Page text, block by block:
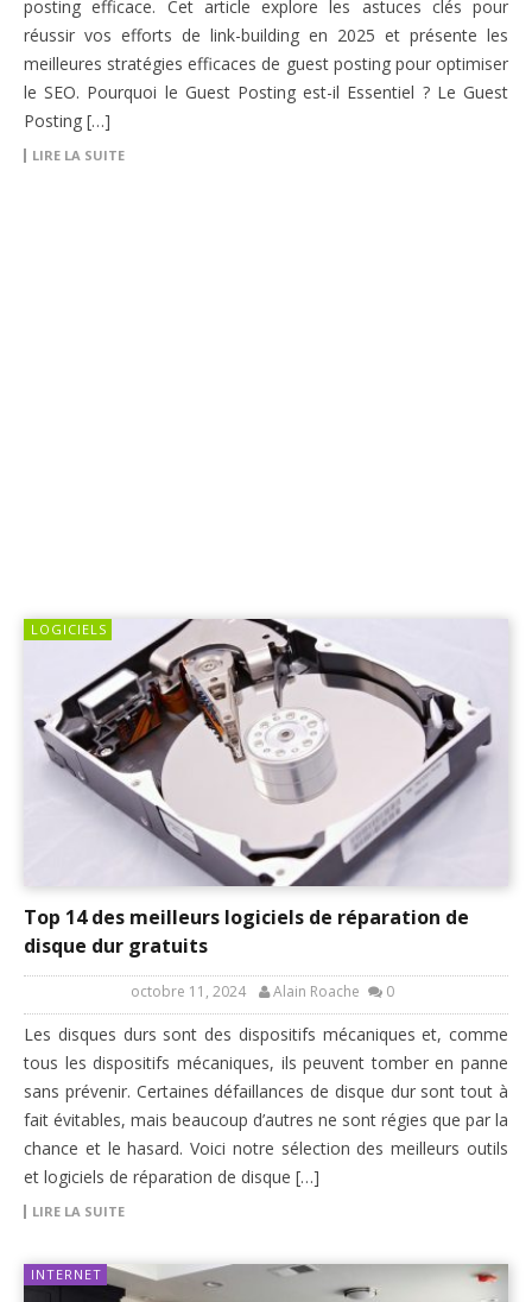
posting efficace. Cet article explore les astuces clés pour
réussir vos efforts de link-building en 2025 et présente les
meilleures stratégies efficaces de guest posting pour optimiser
le SEO. Pourquoi le Guest Posting est-il Essentiel ? Le Guest
Posting […]
LIRE LA SUITE
LOGICIELS
Top 14 des meilleurs logiciels de réparation de
disque dur gratuits
octobre 11, 2024 Alain Roache 0
Les disques durs sont des dispositifs mécaniques et, comme
tous les dispositifs mécaniques, ils peuvent tomber en panne
sans prévenir. Certaines défaillances de disque dur sont tout à
fait évitables, mais beaucoup d’autres ne sont régies que par la
chance et le hasard. Voici notre sélection des meilleurs outils
et logiciels de réparation de disque […]
LIRE LA SUITE
INTERNET